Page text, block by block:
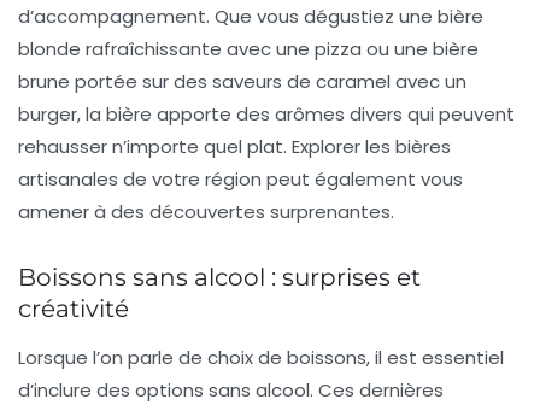
d’accompagnement. Que vous dégustiez une bière
blonde rafraîchissante avec une pizza ou une bière
brune portée sur des saveurs de caramel avec un
burger, la bière apporte des arômes divers qui peuvent
rehausser n’importe quel plat. Explorer les bières
artisanales de votre région peut également vous
amener à des découvertes surprenantes.
Boissons sans alcool : surprises et
créativité
Lorsque l’on parle de choix de boissons, il est essentiel
d’inclure des options sans alcool. Ces dernières